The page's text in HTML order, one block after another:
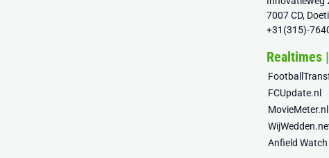
7007 CD,
+31(315)-
Realtimes
FCUpdate.nl
MovieMeter.nl
Anfield Watch